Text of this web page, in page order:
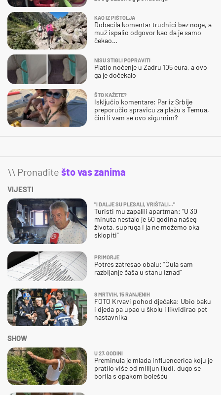
KAO IZ PIŠTOLJA
Dobacila komentar trudnici bez noge, a
muž ispalio odgovor kao da je samo
čekao…
NISU STIGLI POPRAVITI
Platio noćenje u Zadru 105 eura, a ovo
ga je dočekalo
ŠTO KAŽETE?
Isključio komentare: Par iz Srbije
preporučio spravicu za plažu s Temua,
čini li vam se ovo sigurnim?
\\ Pronađite što vas zanima
VIJESTI
"I DALJE SU PLESALI, VRIŠTALI..."
Turisti mu zapalili apartman: "U 30
minuta nestalo je 50 godina našeg
života, supruga i ja ne možemo oka
sklopiti"
PRIMORJE
Potres zatresao obalu: "Čula sam
razbijanje čaša u stanu iznad"
8 MRTVIH, 15 RANJENIH
FOTO Krvavi pohod dječaka: Ubio baku
i djeda pa upao u školu i likvidirao pet
nastavnika
SHOW
U 27. GODINI
Preminula je mlada influencerica koju je
pratilo više od milijun ljudi, dugo se
borila s opakom bolešću